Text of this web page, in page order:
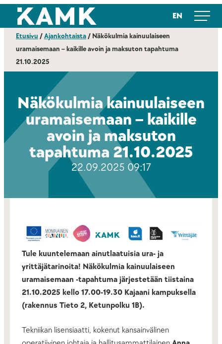
Siirry
suoraan
sisältöön
Kajaanin ammattikorkeakoulu EN
Etusivu /Ajankohtaista/ Näkökulmia kainuulaiseen
uramaisemaan – kaikille avoin ja maksuton tapahtuma
21.10.2025
Näkökulmia kainuulaiseen
uramaisemaan – kaikille
avoin ja maksuton
tapahtuma 21.10.2025
22.09.2025 09:17
Tule kuuntelemaan ainutlaatuisia ura- ja
yrittäjätarinoita! Näkökulmia kainuulaiseen
uramaisemaan -tapahtuma järjestetään tiistaina
21.10.2025 kello 17.00-19.30 Kajaani kampuksella
(rakennus Tieto 2, Ketunpolku 1B).
Tekniikan lisensiaatti, kokenut kansainvälinen